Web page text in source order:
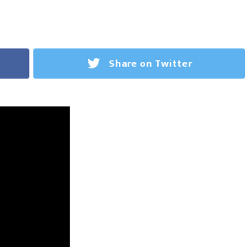
Share on Twitter